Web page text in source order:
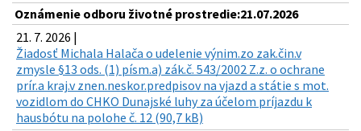
Oznámenie odboru životné prostredie:21.07.2026
21. 7. 2026 |
Žiadosť Michala Halača o udelenie výnim.zo zak.čin.v
zmysle §13 ods. (1) písm.a) zák.č. 543/2002 Z.z. o ochrane
prír.a kraj.v znen.neskor.predpisov na vjazd a státie s mot.
vozidlom do CHKO Dunajské luhy za účelom príjazdu k
hausbótu na polohe č. 12 (90,7 kB)